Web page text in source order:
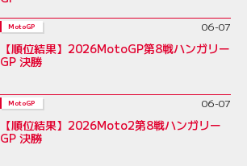
MotoGP 06-07
【順位結果】2026MotoGP第8戦ハンガリー
GP 決勝
MotoGP 06-07
【順位結果】2026Moto2第8戦ハンガリー
GP 決勝